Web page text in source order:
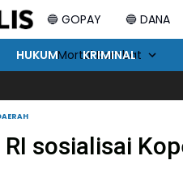
🔵 GOPAY 🔵 DANA
⚡ Mortal Kombat
HUKUM
KRIMINAL
sosialisai